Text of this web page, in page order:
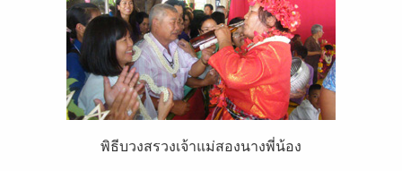
พิธีบวงสรวงเจ้าแม่สองนางพี่น้อง